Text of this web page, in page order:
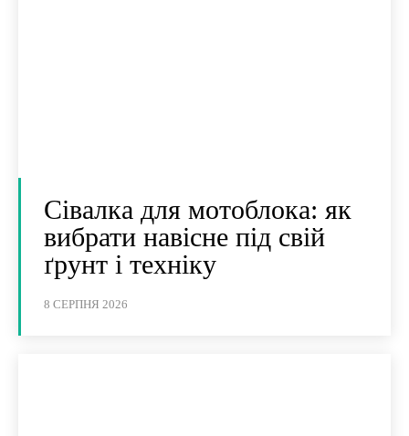
Сівалка для мотоблока: як
вибрати навісне під свій
ґрунт і техніку
8 СЕРПНЯ 2026